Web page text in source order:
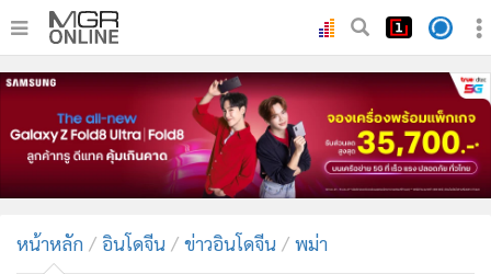
• หน้าหลัก
ทันเหตุการณ์
ภาคใต้
• ภูมิภาค
• บันเทิง
หน้าหลัก อินโดจีน ข่าวอินโดจีน พม่า